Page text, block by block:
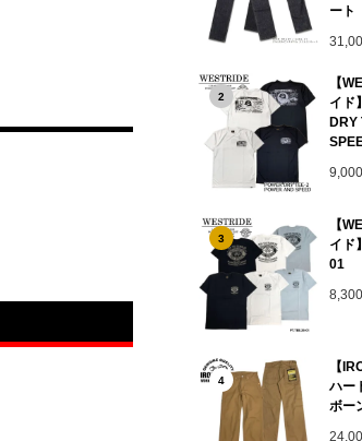
ート
2
【
イド
DRY
3
【
イド
01
4
【
ハー
ボー